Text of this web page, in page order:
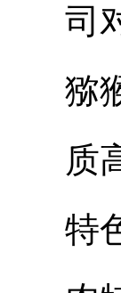
司
猕
质
特